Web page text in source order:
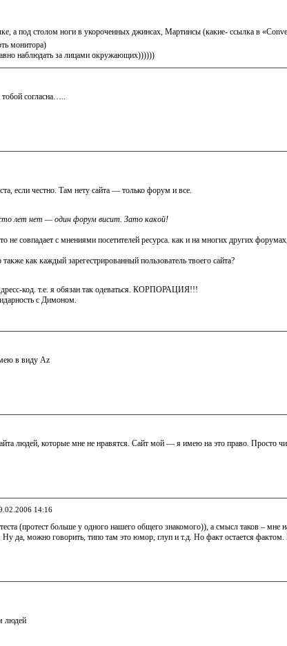
а под столом ноги в укороченных джинсах, Мартинсы (какие- ссылка в
монитора)
наблюдать за лицами окружающих))))))
согласна…..
если честно. Там нету сайта — только форум и все.
лет нет — один форум висит. Зато какой!
не совпадает с мнениями посетителей ресурса. как и на многих других
как каждый зарегестрированный пользователь твоего сайта?
код. т.е. я обязан так одеваться. КОРПОРАЦИЯ!!!
с Димоном.
в виду Az
людей, которые мне не нравятся. Сайт мой — я имею на это право. Просто
14:16
(протест больше у одного нашего общего знакомого)), а смысл таков – мне
да, можно говорить, типо там это юмор, глуп и т.д. Но факт остается фактом.
людей